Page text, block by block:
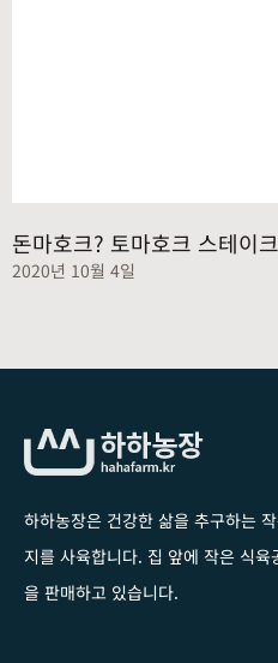
돈마호크? 토마호크 스테이
2020년 10월 4일
하하농장은 건강한 삶을 추구하는
지를 사육합니다. 집 앞에 작은 식
을 판매하고 있습니다.